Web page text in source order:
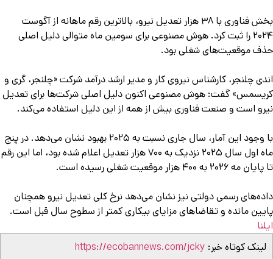
بخش فناوری با ۳۸ هزار تعدیل نیرو، بالاترین رقم ماهانه از آگوست
۲۰۲۴ را ثبت کرد. هوش مصنوعی برای سومین ماه متوالی دلیل اصلی
موقعیت‌های شغلی بود.
چلنجر، کارشناس نیروی کار و مدیر ارشد درآمد شرکت «چلنجر، گری و
گفت: هوش مصنوعی اکنون دلیل اصلی شرکت‌ها برای تعدیل
است و صنعت فناوری بیش از همه از این دلیل استفاده می‌کند.
با وجود این آمار، سال جاری نسبت به ۲۰۲۵ بهبود نشان می‌دهد. در پنج
ماه اول سال ۲۰۲۵ نزدیک به ۷۰۰ هزار تعدیل اعلام شده بود، اما این رقم
۲۰۲۶ به ۴۰۰ هزار موقعیت شغلی رسیده است.
رسمی دولتی نیز نشان می‌دهد نرخ کلی تعدیل نیرو همچنان
مانده و تقاضاهای مزایای بیکاری کمتر از سطوح سال قبل است.
لینک کوتاه خبر:https://ecobannews.com/jcky